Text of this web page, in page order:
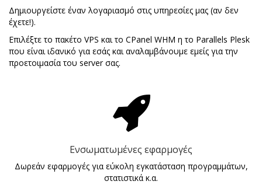
Δημιουργείστε έναν λογαριασμό στις υπηρεσίες μας (αν δεν
έχετε!).
Επιλέξτε το πακέτο VPS και το CPanel WHM η το Parallels Plesk
που είναι ιδανικό για εσάς και αναλαμβάνουμε εμείς για την
προετοιμασία του server σας.
Ενσωματωμένες εφαρμογές
Δωρεάν εφαρμογές για εύκολη εγκατάσταση προγραμμάτων,
στατιστικά κ.α.